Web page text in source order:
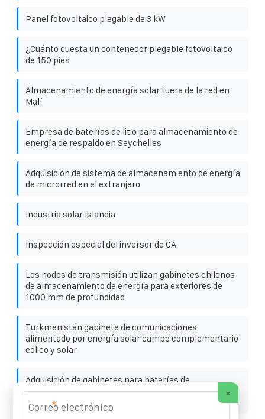
Panel fotovoltaico plegable de 3 kW
¿Cuánto cuesta un contenedor plegable fotovoltaico
de 150 pies
Almacenamiento de energía solar fuera de la red en
Malí
Empresa de baterías de litio para almacenamiento de
energía de respaldo en Seychelles
Adquisición de sistema de almacenamiento de energía
de microrred en el extranjero
Industria solar Islandia
Inspección especial del inversor de CA
Los nodos de transmisión utilizan gabinetes chilenos
de almacenamiento de energía para exteriores de
1000 mm de profundidad
Turkmenistán gabinete de comunicaciones
alimentado por energía solar campo complementario
eólico y solar
Adquisición de gabinetes para baterías de
almacenamiento de energía de 400 V en el marco de
la Iniciativa de la Franja y la Ruta
×
*